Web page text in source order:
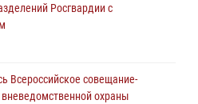
Росгвардии с
Всероссийское совещание-
охраны